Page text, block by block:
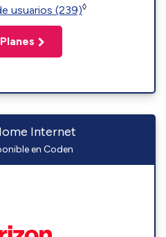
usuarios (239)◊
Internet
en Coden